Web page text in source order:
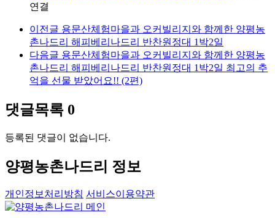
연결
이전글 용문산체험마을과 오커빌리지와 함께한 양평농
촌나드리 해피베리나드리 반찬원정대 1박2일
다음글 용문산체험마을과 오커빌리지와 함께한 양평농
촌나드리 해피베리나드리 반찬원정대 1박2일 최고의 추
억을 선물 받았어요!! (2편)
댓글목록 0
등록된 댓글이 없습니다.
양평농촌나드리 정보
개인정보처리방침 서비스이용약관